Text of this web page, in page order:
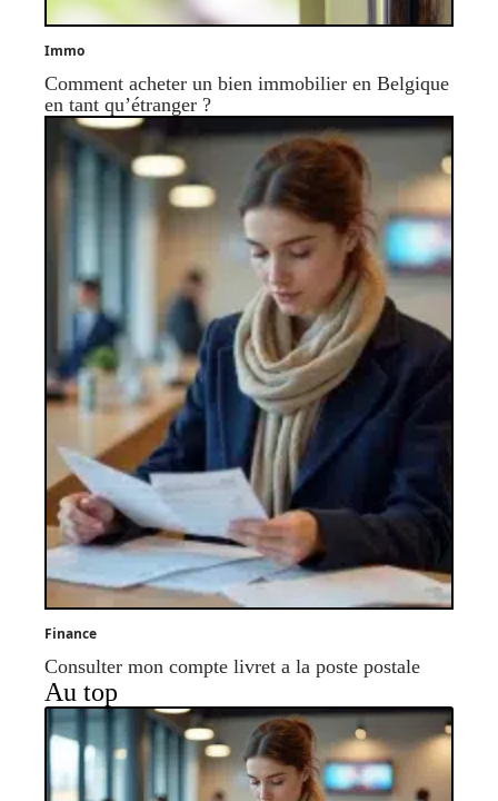
Immo
Comment acheter un bien immobilier en Belgique
en tant qu’étranger ?
Finance
Consulter mon compte livret a la poste postale
Au top